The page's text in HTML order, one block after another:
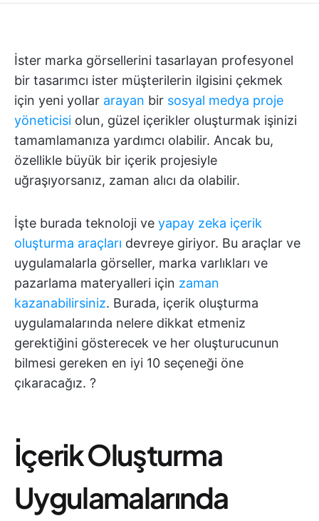
İster marka görsellerini tasarlayan profesyonel
bir tasarımcı ister müşterilerin ilgisini çekmek
için yeni yollar arayan bir sosyal medya proje
yöneticisi olun, güzel içerikler oluşturmak işinizi
tamamlamanıza yardımcı olabilir. Ancak bu,
özellikle büyük bir içerik projesiyle
uğraşıyorsanız, zaman alıcı da olabilir.
İşte burada teknoloji ve yapay zeka içerik
oluşturma araçları devreye giriyor. Bu araçlar ve
uygulamalarla görseller, marka varlıkları ve
pazarlama materyalleri için zaman
kazanabilirsiniz. Burada, içerik oluşturma
uygulamalarında nelere dikkat etmeniz
gerektiğini gösterecek ve her oluşturucunun
bilmesi gereken en iyi 10 seçeneği öne
çıkaracağız. ?
İçerik Oluşturma
Uygulamalarında